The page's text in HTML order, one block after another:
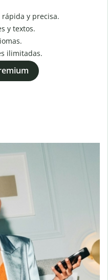
y precisa.
y textos.
ilimitadas.